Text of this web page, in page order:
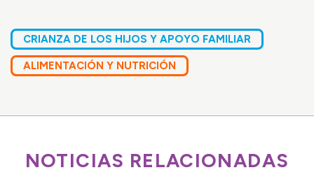
CRIANZA DE LOS HIJOS Y APOYO FAMILIAR
ALIMENTACIÓN Y NUTRICIÓN
NOTICIAS RELACIONADAS